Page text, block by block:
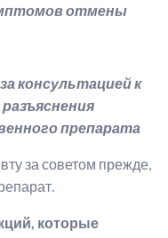
отмены
консультацией к
препарата
за советом прежде,
которые